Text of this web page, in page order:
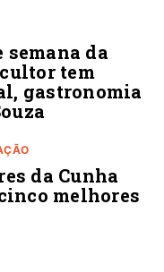
da
tem
gastronomia
da Cunha
melhores